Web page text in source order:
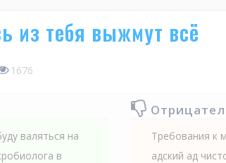
из тебя выжмут всё
1676
валяться на
в
Требования к
адский ад